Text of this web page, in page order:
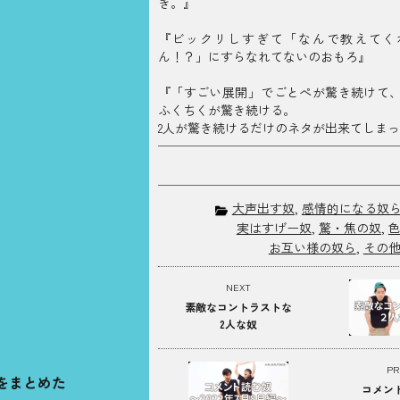
まとめた
『ビックリしすぎて「なんで教えて
ん！？」にすらなれてないのおもろ』
『「すごい展開」でごとぺが驚き続けて
ふくちくが驚き続ける。
2人が驚き続けるだけのネタが出来てしま
大声出す奴, 感情的になる奴
実はすげー奴, 驚・焦の奴,
お互い様の奴ら, その
コメン
NEXT
素敵なコントラストな
2人な奴